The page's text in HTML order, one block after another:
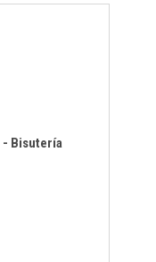
- Bisutería